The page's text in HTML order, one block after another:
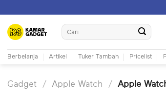
content
Search
for:
Berbelanja Artikel Tuker Tambah Pricelist
Gadget / Apple Watch / Apple